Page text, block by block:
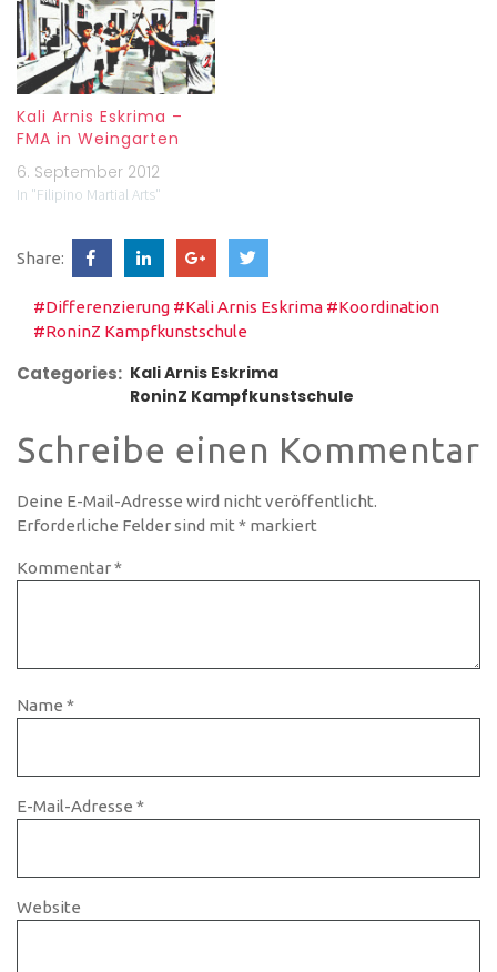
Kali Arnis Eskrima –
FMA in Weingarten
6. September 2012
In "Filipino Martial Arts"
Share:
#Differenzierung #Kali Arnis Eskrima #Koordination
#RoninZ Kampfkunstschule
Categories: Kali Arnis Eskrima
RoninZ Kampfkunstschule
Schreibe einen Kommentar
Deine E-Mail-Adresse wird nicht veröffentlicht.
Erforderliche Felder sind mit* markiert
Kommentar*
Name *
E-Mail-Adresse *
Website